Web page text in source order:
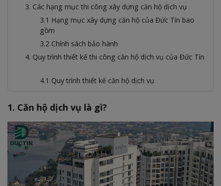
3. Các hạng mục thi công xây dựng căn hộ dịch vụ
3.1 Hạng mục xây dựng căn hộ của Đức Tín bao
gồm
3.2 Chính sách bảo hành
4. Quy trình thiết kế thi công căn hộ dịch vụ của Đức Tín
4.1 Quy trình thiết kế căn hộ dịch vụ
5. Bảng giá thiết kế thi công căn hộ dịch vụ của Đức Tín
6. Đức Tín Construction – Nhà thầu thiết kế thi công căn
hộ dịch vụ chuyên nghiệp, uy tín
1. Căn hộ dịch vụ là gì?